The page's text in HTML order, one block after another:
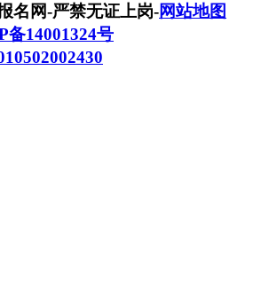
名网-严禁无证上岗-网站地图
备14001324号